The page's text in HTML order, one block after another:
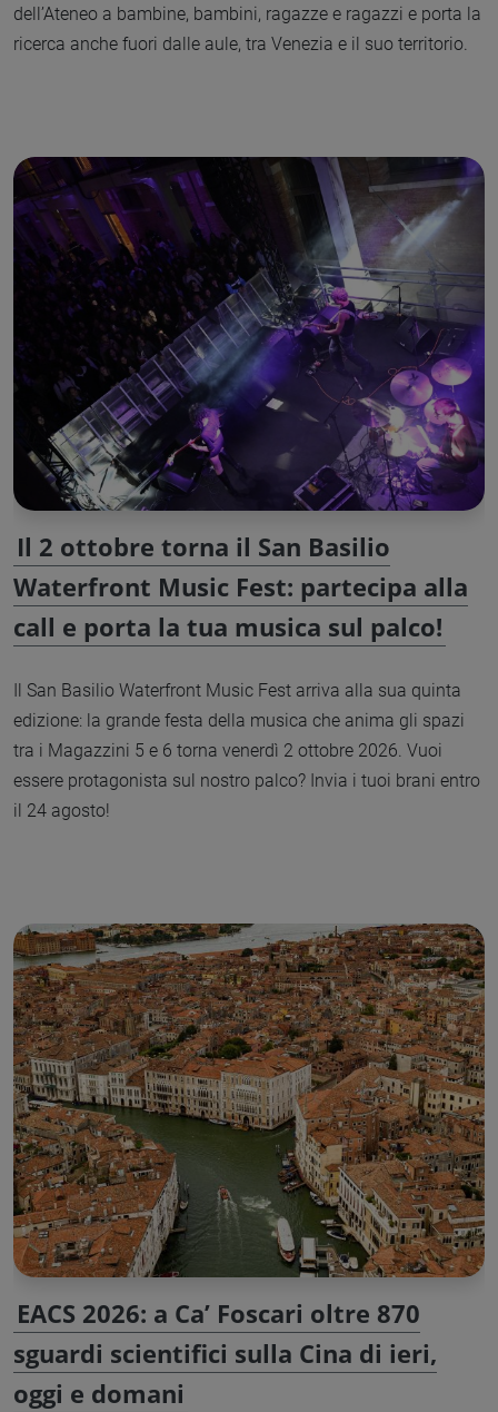
dell’Ateneo a bambine, bambini, ragazze e ragazzi e porta la
ricerca anche fuori dalle aule, tra Venezia e il suo territorio.
Il 2 ottobre torna il San Basilio
Waterfront Music Fest: partecipa alla
call e porta la tua musica sul palco!
Il San Basilio Waterfront Music Fest arriva alla sua quinta
edizione: la grande festa della musica che anima gli spazi
tra i Magazzini 5 e 6 torna venerdì 2 ottobre 2026. Vuoi
essere protagonista sul nostro palco? Invia i tuoi brani entro
il 24 agosto!
EACS 2026: a Ca’ Foscari oltre 870
sguardi scientifici sulla Cina di ieri,
oggi e domani